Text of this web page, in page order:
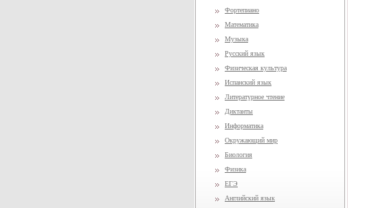
Фортепиано
Математика
Музыка
Русский язык
Физическая культура
Испанский язык
Литературное чтение
Диктанты
Информатика
Окружающий мир
Биология
Физика
ЕГЭ
Английский язык